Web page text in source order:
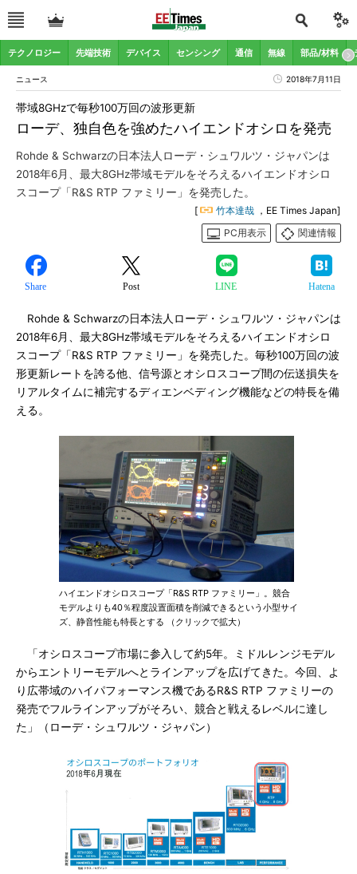
テクノロジー 先端技術 デバイス センシング 通信 無線 部品/材料
ニュース 2018年7月11日
ローデ、独自色を強めたハイエンドオシロを発売
帯域8GHzで毎秒100万回の波形更新
Rohde & Schwarzの日本法人ローデ・シュワルツ・ジャパンは
2018年6月、最大8GHz帯域モデルをそろえるハイエンドオシロ
スコープ「R&S RTP ファミリー」を発売した。
[ 竹本達哉 ，EE Times Japan]
PC用表示
関連情報
Share Post LINE Hatena
Rohde & Schwarzの日本法人ローデ・シュワルツ・ジャパンは
2018年6月、最大8GHz帯域モデルをそろえるハイエンドオシロ
スコープ「R&S RTP ファミリー」を発売した。毎秒100万回の波
形更新レートを誇る他、信号源とオシロスコープ間の伝送損失を
リアルタイムに補完するディエンベディング機能などの特長を備
える。
ハイエンドオシロスコープ「R&S RTP ファミリー」。競合
モデルよりも40％程度設置面積を削減できるという小型サイ
ズ、静音性能も特長とする （クリックで拡大）
「オシロスコープ市場に参入して約5年。ミドルレンジモデル
からエントリーモデルへとラインアップを広げてきた。今回、よ
り広帯域のハイパフォーマンス機であるR&S RTP ファミリーの
発売でフルラインアップがそろい、競合と戦えるレベルに達し
た」（ローデ・シュワルツ・ジャパン）